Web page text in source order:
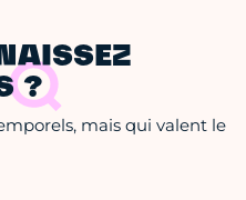
?
mais qui valent le